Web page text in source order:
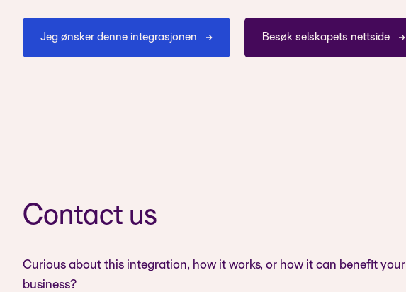
Jeg ønsker denne integrasjonen Besøk selskapets nettside
Contact us
Curious about this integration, how it works, or how it can benefit your
business?